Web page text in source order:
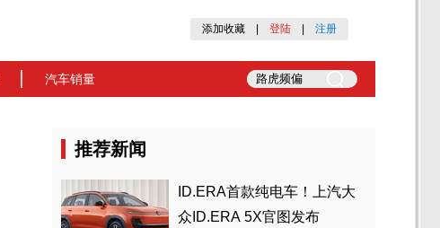
添加收藏 登陆 注册
汽车销量
推荐新闻
ID.ERA首款纯电车！上汽大
众ID.ERA 5X官图发布